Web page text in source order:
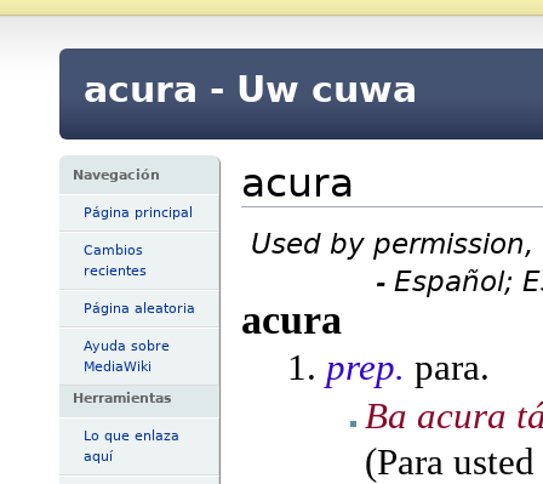
acura - Uw cuwa
Navegación
Página principal
Cambios
recientes
Página aleatoria
Ayuda sobre
MediaWiki
Herramientas
Lo que enlaza
aquí
acura
Used by
- Español;
acura
prep. para.
Ba acura
(Para